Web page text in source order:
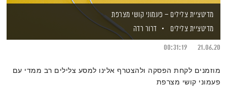
מדיטציית צלילים – פעמוני קושי מצרפת
מדיטציית צלילים
דרור רדה
21.06.20
00:31:19
מוזמנים לקחת הפסקה ולהצטרף אלינו למסע צלילים רב ממדי עם
פעמוני קושי מצרפת